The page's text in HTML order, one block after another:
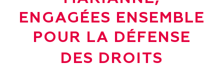
ENGAGÉES ENSEMBLE
POUR LA DÉFENSE
DES DROITS